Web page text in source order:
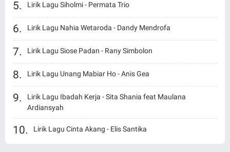
Lirik Lagu Siholmi - Permata Trio
Lirik Lagu Nahia Wetaroda - Dandy Mendrofa
Lirik Lagu Siose Padan - Rany Simbolon
Lirik Lagu Unang Mabiar Ho - Anis Gea
Lirik Lagu Ibadah Kerja - Sita Shania feat Maulana
Ardiansyah
Lirik Lagu Cinta Akang - Elis Santika